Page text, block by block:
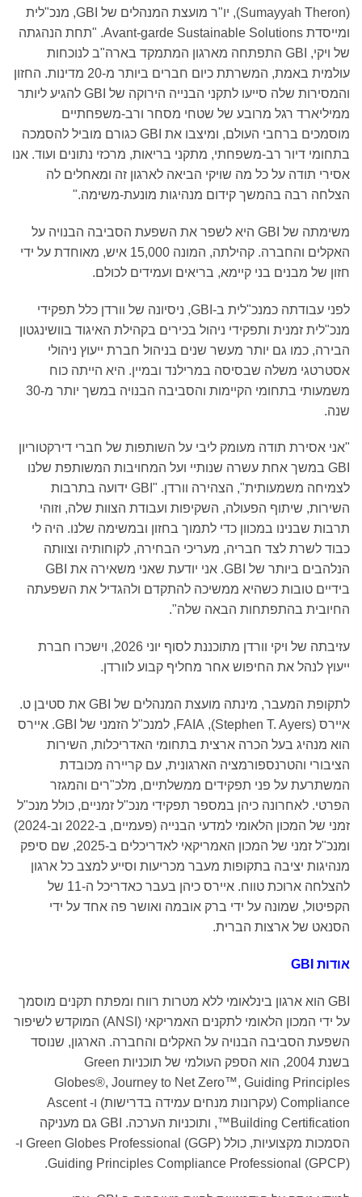
(Sumayyah Theron), יו"ר מועצת המנהלים של GBI, מנכ"לית
ומייסדת Avant-garde Sustainable Solutions. "תחת הנהגתה
של ויקי, GBI התפתחה מארגון המתמקד בארה"ב לנוכחות
עולמית באמת, המשרתת כיום חברים ביותר מ-20 מדינות. החזון
והמסירות שלה סייעו לתקני הבנייה הירוקה של GBI להגיע ליותר
ממיליארד רגל מרובע של שטחי מסחר ורב-משפחתיים
מוסמכים ברחבי העולם, ומיצבו את GBI כגורם מוביל להסמכה
בתחומי דיור רב-משפחתי, מתקני בריאות, מרכזי נתונים ועוד. אנו
אסירי תודה על כל מה שויקי הביאה לארגון זה ומאחלים לה
הצלחה רבה בהמשך קידום מנהיגות מונעת-משימה."
משימתה של GBI היא לשפר את השפעת הסביבה הבנויה על
האקלים והחברה. קהילתה, המונה 15,000 איש, מאוחדת על ידי
חזון של מבנים בני קיימא, בריאים ועמידים לכולם.
לפני עבודתה כמנכ"לית ב-GBI, ניסיונה של וורדן כלל תפקידי
מנכ"לית זמנית ותפקידי ניהול בכירים בקהילת האיגוד בוושינגטון
הבירה, כמו גם יותר מעשר שנים בניהול חברת ייעוץ ניהולי
אסטרטגי משלה שבסיסה במרילנד ובמיין. היא הייתה כוח
משמעותי בתחומי הקיימות והסביבה הבנויה במשך יותר מ-30
שנה.
"אני אסירת תודה מעומק ליבי על השותפות של חברי דירקטוריון
GBI במשך אחת עשרה שנותיי ועל המחויבות המשותפת שלנו
לצמיחה משמעותית", הצהירה וורדן. "GBI ידועה בתרבות
השירות, שיתוף הפעולה, השקיפות ועבודת הצוות שלה, וזוהי
תרבות שבנינו במכוון כדי לתמוך בחזון ובמשימה שלנו. היה לי
כבוד לשרת לצד חבריה, מעריכי הבחירה, לקוחותיה וצוותה
הנלהבים ביותר של GBI. אני יודעת שאני משאירה את GBI
בידיים טובות כשהיא ממשיכה להתקדם ולהגדיל את השפעתה
החיובית בהתפתחות הבאה שלה".
עזיבתה של ויקי וורדן מתוכננת לסוף יוני 2026, וישכרו חברת
ייעוץ לנהל את החיפוש אחר מחליף קבוע לוורדן.
לתקופת המעבר, מינתה מועצת המנהלים של GBI את סטיבן ט.
איירס (Stephen T. Ayers), FAIA, למנכ"ל הזמני של GBI. איירס
הוא מנהיג בעל הכרה ארצית בתחומי האדריכלות, השירות
הציבורי והטרנספורמציה הארגונית, עם קריירה מכובדת
המשתרעת על פני תפקידים ממשלתיים, מלכ"רים והמגזר
הפרטי. לאחרונה כיהן במספר תפקידי מנכ"ל זמניים, כולל מנכ"ל
זמני של המכון הלאומי למדעי הבנייה (פעמיים, ב-2022 וב-2024)
ומנכ"ל זמני של המכון האמריקאי לאדריכלים ב-2025, שם סיפק
מנהיגות יציבה בתקופות מעבר מכריעות וסייע למצב כל ארגון
להצלחה ארוכת טווח. איירס כיהן בעבר כאדריכל ה-11 של
הקפיטול, שמונה על ידי ברק אובמה ואושר פה אחד על ידי
הסנאט של ארצות הברית.
אודות GBI
GBI הוא ארגון בינלאומי ללא מטרות רווח ומפתח תקנים מוסמך
על ידי המכון הלאומי לתקנים האמריקאי (ANSI) המוקדש לשיפור
השפעת הסביבה הבנויה על האקלים והחברה. הארגון, שנוסד
בשנת 2004, הוא הספק העולמי של תוכניות Green
Globes®, Journey to Net Zero™, Guiding Principles
Compliance (עקרונות מנחים עמידה בדרישות) ו- Ascent
Building Certification™, ותוכניות הערכה. GBI גם מעניקה
הסמכות מקצועיות, כולל Green Globes Professional (GGP) ו-
Guiding Principles Compliance Professional (GPCP).